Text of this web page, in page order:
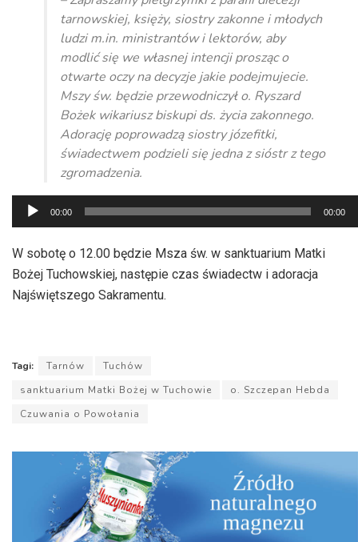
tarnowskiej, księży, siostry zakonne i młodych
ludzi m.in. ministrantów i lektorów, aby
modlić się we własnej intencji prosząc o
otwarte oczy na decyzje jakie podejmujecie.
Mszy św. będzie przewodniczył o. Ryszard
Bożek wikariusz biskupi ds. życia zakonnego.
Adorację poprowadzą siostry józefitki,
świadectwem podzieli się jedna z sióstr z tego
zgromadzenia.
Odtwarzacz
plików
dźwiękowych
00:00 00:00
W sobotę o 12.00 będzie Msza św. w sanktuarium Matki
Bożej Tuchowskiej, następie czas świadectw i adoracja
Najświętszego Sakramentu.
Tagi: Tarnów
Tuchów
sanktuarium Matki Bożej w Tuchowie
o. Szczepan Hebda
Czuwania o Powołania